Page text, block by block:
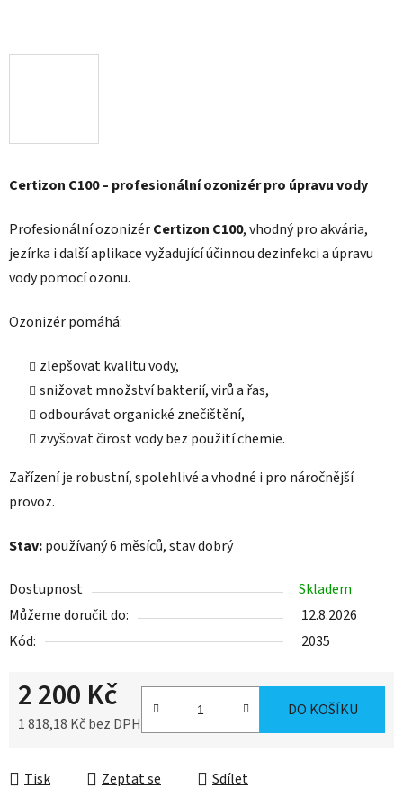
Certizon C100 – profesionální ozonizér pro úpravu vody
Profesionální ozonizérCertizon C100, vhodný pro akvária,
jezírka i další aplikace vyžadující účinnou dezinfekci a úpravu
vody pomocí ozonu.
Ozonizér pomáhá:
zlepšovat kvalitu vody,
snižovat množství bakterií, virů a řas,
odbourávat organické znečištění,
zvyšovat čirost vody bez použití chemie.
Zařízení je robustní, spolehlivé a vhodné i pro náročnější
provoz.
Stav:používaný 6 měsíců, stav dobrý
Dostupnost
Skladem
Můžeme doručit do:
12.8.2026
Kód:
2035
2 200 Kč
1 818,18 Kč bez DPH
DO KOŠÍKU
Tisk Zeptat se Sdílet